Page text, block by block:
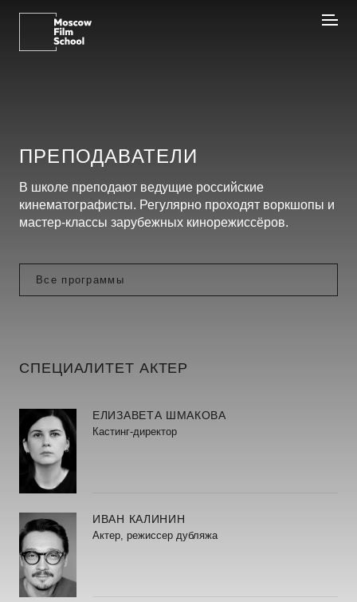
ПРЕПОДАВАТЕЛИ
В школе преподают ведущие российские
кинематографисты. Регулярно проходят воркшопы и
мастер-классы зарубежных кинорежиссёров.
СПЕЦИАЛИТЕТ АКТЕР
ЕЛИЗАВЕТА ШМАКОВА
Кастинг-директор
ИВАН КАЛИНИН
Актер, режиссер дубляжа